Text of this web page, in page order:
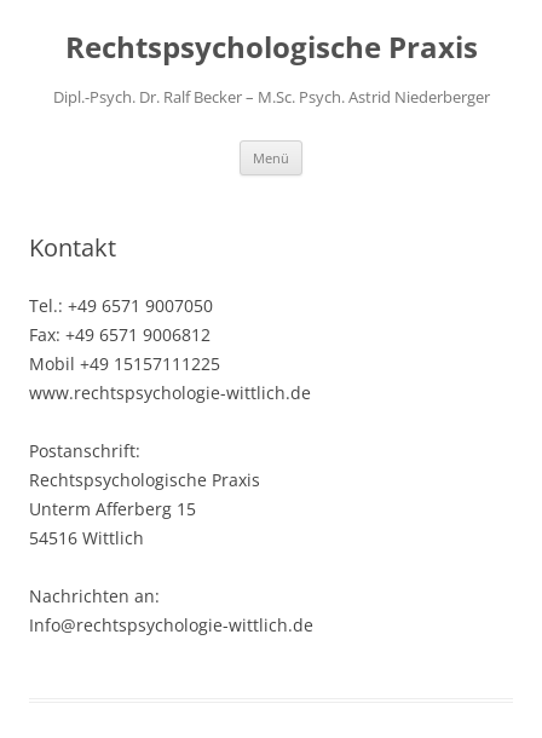
springenRechtspsychologische Praxis
Dipl.-Psych. Dr. Ralf Becker – M.Sc. Psych. Astrid Niederberger
Menü
Kontakt
Tel.: +49 6571 9007050
Fax: +49 6571 9006812
Mobil +49 15157111225
www.rechtspsychologie-wittlich.de
Postanschrift:
Rechtspsychologische Praxis
Unterm Afferberg 15
54516 Wittlich
Nachrichten an:
Info@rechtspsychologie-wittlich.de